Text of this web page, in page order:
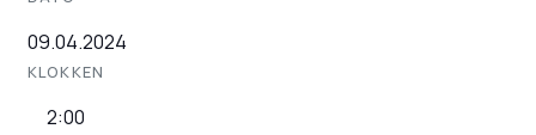
09.04.2024
KLOKKEN
2:00